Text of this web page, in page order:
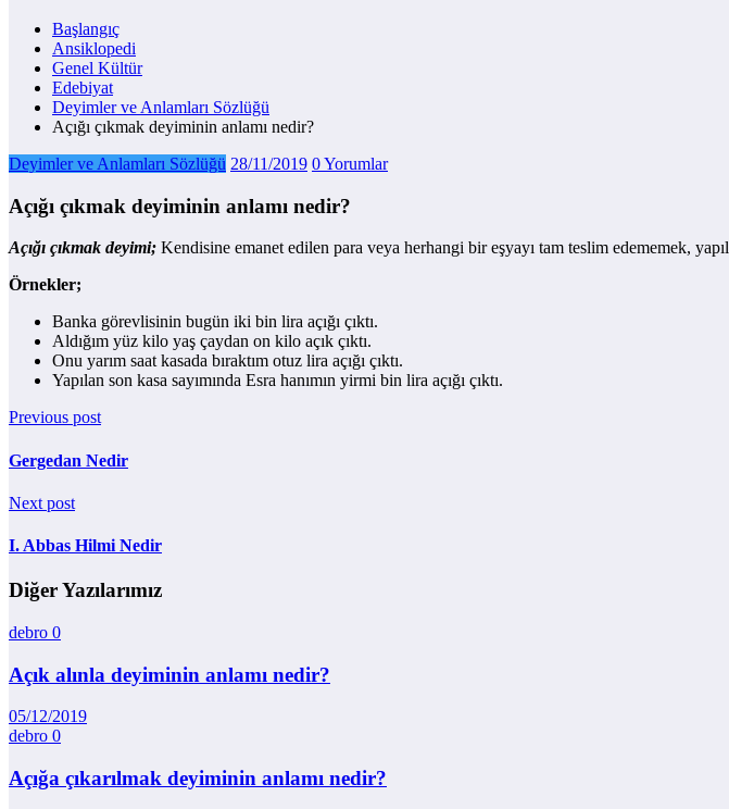
Başlangıç
Ansiklopedi
Genel Kültür
Edebiyat
Deyimler ve Anlamları Sözlüğü
Açığı çıkmak deyiminin anlamı nedir?
Deyimler ve Anlamları Sözlüğü 28/11/2019 0 Yorumlar
Açığı çıkmak deyiminin anlamı nedir?
Açığı çıkmak deyimi; Kendisine emanet edilen para veya herhangi bir eşyayı tam teslim edememek,
Örnekler;
Banka görevlisinin bugün iki bin lira açığı çıktı.
Aldığım yüz kilo yaş çaydan on kilo açık çıktı.
Onu yarım saat kasada bıraktım otuz lira açığı çıktı.
Yapılan son kasa sayımında Esra hanımın yirmi bin lira açığı çıktı.
Previous post
Gergedan Nedir
Next post
I. Abbas Hilmi Nedir
Diğer Yazılarımız
debro 0
Açık alınla deyiminin anlamı nedir?
05/12/2019
debro 0
Açığa çıkarılmak deyiminin anlamı nedir?